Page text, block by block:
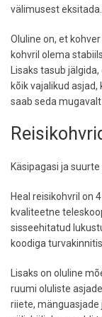
välimusest eksitada.
Oluline on, et
kohvril olema
Lisaks tasub
kõik vajalikud asjad,
saab seda
Käsipagasi ja
Heal reisikohvril on
kvaliteetne
sisseehitatud
koodiga
Lisaks on oluline
ruumi oluliste
riiete,